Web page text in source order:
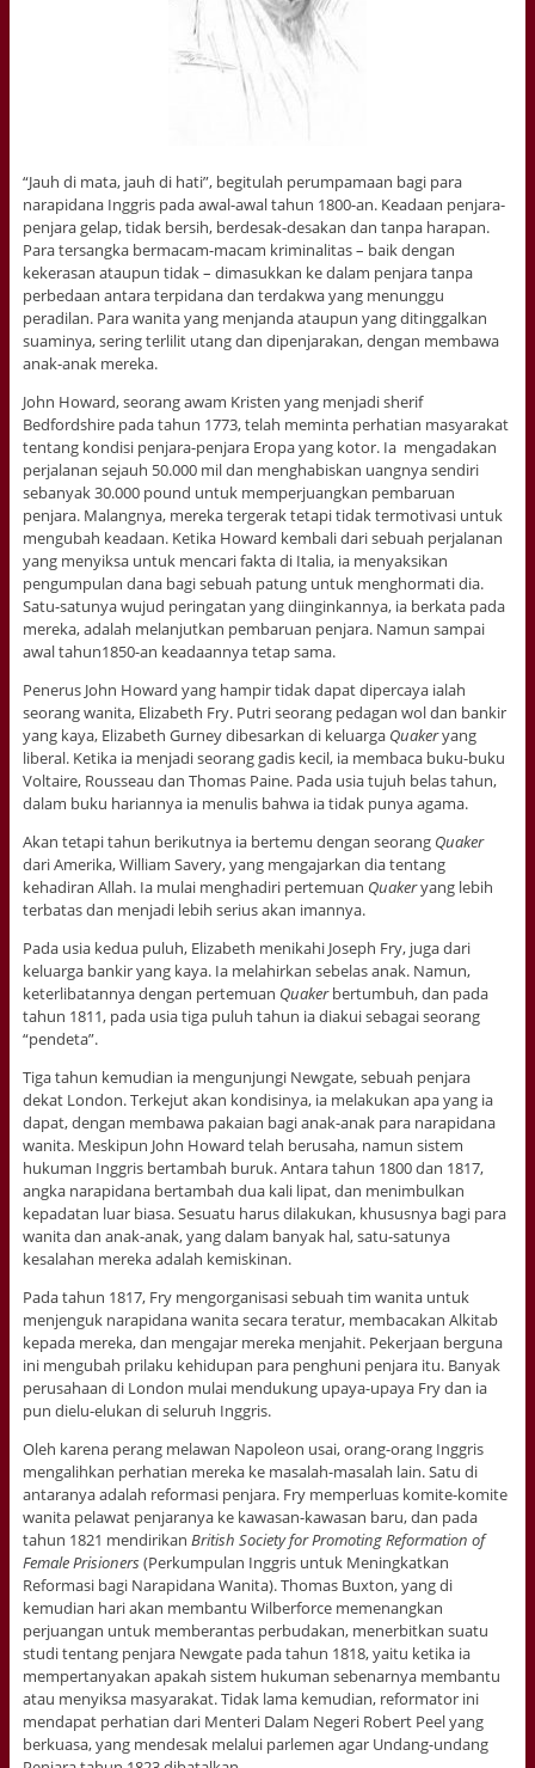
“Jauh di mata, jauh di hati”, begitulah perumpamaan bagi para
narapidana Inggris pada awal-awal tahun 1800-an. Keadaan penjara-
penjara gelap, tidak bersih, berdesak-desakan dan tanpa harapan.
Para tersangka bermacam-macam kriminalitas – baik dengan
kekerasan ataupun tidak – dimasukkan ke dalam penjara tanpa
perbedaan antara terpidana dan terdakwa yang menunggu
peradilan. Para wanita yang menjanda ataupun yang ditinggalkan
suaminya, sering terlilit utang dan dipenjarakan, dengan membawa
anak-anak mereka.
John Howard, seorang awam Kristen yang menjadi sherif
Bedfordshire pada tahun 1773, telah meminta perhatian masyarakat
tentang kondisi penjara-penjara Eropa yang kotor. Ia mengadakan
perjalanan sejauh 50.000 mil dan menghabiskan uangnya sendiri
sebanyak 30.000 pound untuk memperjuangkan pembaruan
penjara. Malangnya, mereka tergerak tetapi tidak termotivasi untuk
mengubah keadaan. Ketika Howard kembali dari sebuah perjalanan
yang menyiksa untuk mencari fakta di Italia, ia menyaksikan
pengumpulan dana bagi sebuah patung untuk menghormati dia.
Satu-satunya wujud peringatan yang diinginkannya, ia berkata pada
mereka, adalah melanjutkan pembaruan penjara. Namun sampai
awal tahun1850-an keadaannya tetap sama.
Penerus John Howard yang hampir tidak dapat dipercaya ialah
seorang wanita, Elizabeth Fry. Putri seorang pedagan wol dan bankir
yang kaya, Elizabeth Gurney dibesarkan di keluarga Quakeryang
liberal. Ketika ia menjadi seorang gadis kecil, ia membaca buku-buku
Voltaire, Rousseau dan Thomas Paine. Pada usia tujuh belas tahun,
dalam buku hariannya ia menulis bahwa ia tidak punya agama.
Akan tetapi tahun berikutnya ia bertemu dengan seorang Quaker
dari Amerika, William Savery, yang mengajarkan dia tentang
kehadiran Allah. Ia mulai menghadiri pertemuan Quakeryang lebih
terbatas dan menjadi lebih serius akan imannya.
Pada usia kedua puluh, Elizabeth menikahi Joseph Fry, juga dari
keluarga bankir yang kaya. Ia melahirkan sebelas anak. Namun,
keterlibatannya dengan pertemuan Quakerbertumbuh, dan pada
tahun 1811, pada usia tiga puluh tahun ia diakui sebagai seorang
“pendeta”.
Tiga tahun kemudian ia mengunjungi Newgate, sebuah penjara
dekat London. Terkejut akan kondisinya, ia melakukan apa yang ia
dapat, dengan membawa pakaian bagi anak-anak para narapidana
wanita. Meskipun John Howard telah berusaha, namun sistem
hukuman Inggris bertambah buruk. Antara tahun 1800 dan 1817,
angka narapidana bertambah dua kali lipat, dan menimbulkan
kepadatan luar biasa. Sesuatu harus dilakukan, khususnya bagi para
wanita dan anak-anak, yang dalam banyak hal, satu-satunya
kesalahan mereka adalah kemiskinan.
Pada tahun 1817, Fry mengorganisasi sebuah tim wanita untuk
menjenguk narapidana wanita secara teratur, membacakan Alkitab
kepada mereka, dan mengajar mereka menjahit. Pekerjaan berguna
ini mengubah prilaku kehidupan para penghuni penjara itu. Banyak
perusahaan di London mulai mendukung upaya-upaya Fry dan ia
pun dielu-elukan di seluruh Inggris.
Oleh karena perang melawan Napoleon usai, orang-orang Inggris
mengalihkan perhatian mereka ke masalah-masalah lain. Satu di
antaranya adalah reformasi penjara. Fry memperluas komite-komite
wanita pelawat penjaranya ke kawasan-kawasan baru, dan pada
tahun 1821 mendirikan British Society for Promoting Reformation of
Female Prisioners(Perkumpulan Inggris untuk Meningkatkan
Reformasi bagi Narapidana Wanita). Thomas Buxton, yang di
kemudian hari akan membantu Wilberforce memenangkan
perjuangan untuk memberantas perbudakan, menerbitkan suatu
studi tentang penjara Newgate pada tahun 1818, yaitu ketika ia
mempertanyakan apakah sistem hukuman sebenarnya membantu
atau menyiksa masyarakat. Tidak lama kemudian, reformator ini
mendapat perhatian dari Menteri Dalam Negeri Robert Peel yang
berkuasa, yang mendesak melalui parlemen agar Undang-undang